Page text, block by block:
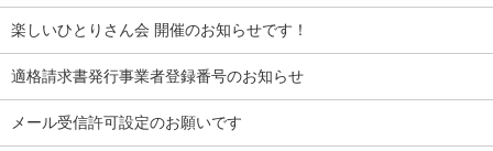
楽しいひとりさん会 開催のお知らせです！
適格請求書発行事業者登録番号のお知らせ
メール受信許可設定のお願いです